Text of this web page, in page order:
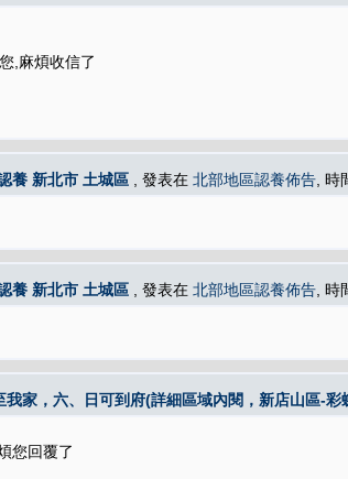
,麻煩收信了
養 新北市 土城區 , 發表在 北部地區認養佈告 ,
養 新北市 土城區 , 發表在 北部地區認養佈告 ,
家，六、日可到府(詳細區域內閱，新店山區-彩
您回覆了